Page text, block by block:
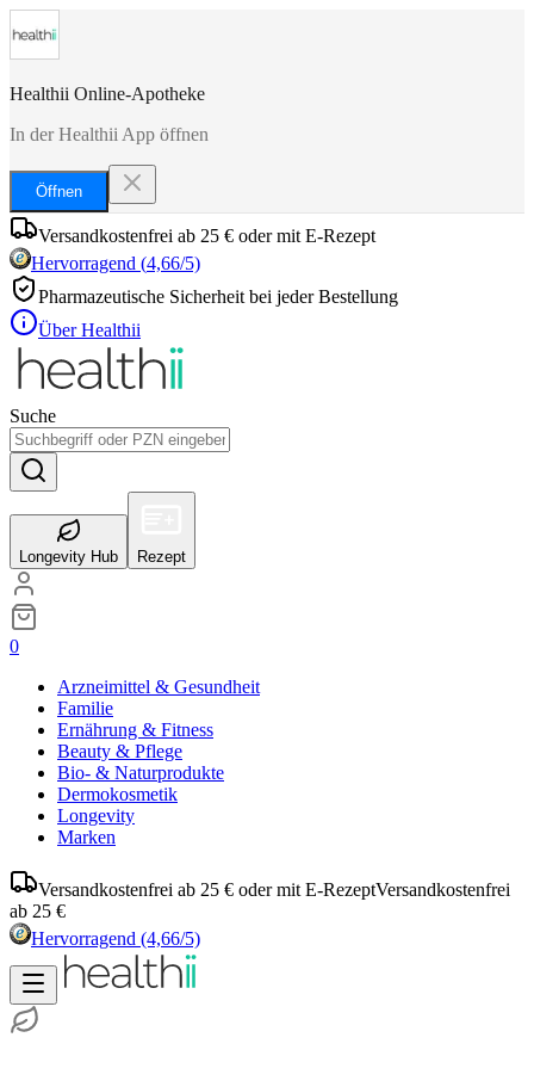
Healthii Online-Apotheke
In der Healthii App öffnen
Öffnen
Versandkostenfrei ab 25 € oder mit E-Rezept
Hervorragend (4,66/5)
Pharmazeutische Sicherheit bei jeder Bestellung
Über Healthii
Suche
Longevity Hub Rezept
0
Arzneimittel & Gesundheit
Familie
Ernährung & Fitness
Beauty & Pflege
Bio- & Naturprodukte
Dermokosmetik
Longevity
Marken
Versandkostenfrei ab 25 € oder mit E-RezeptVersandkostenfrei
ab 25 €
Hervorragend (4,66/5)